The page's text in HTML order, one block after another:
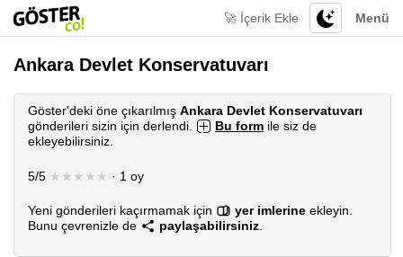
Menü
🚀 İçerik Ekle
Ankara Devlet Konservatuvarı
Göster'deki öne çıkarılmış Ankara Devlet Konservatuvarı
gönderileri sizin için derlendi.
Bu form ile siz de
ekleyebilirsiniz.
5/5 ★★★★★ · 1 oy
Yeni gönderileri kaçırmamak için yer imlerine ekleyin.
Bunu çevrenizle de
paylaşabilirsiniz